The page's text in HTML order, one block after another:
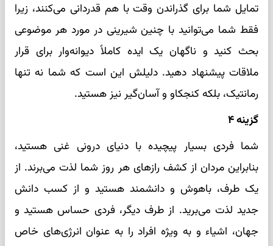
تمایل شما برای گذراندن وقت با هم قدردانی می‌کنند، زیرا
فقط شما می‌توانید با چنین شیرینی در مورد هر موضوعی
بحث کنید و ناگهان یک ایده کاملاً دیوانه‌وار برای قرار
ملاقات پیشنهاد دهید. دلیلش این است که شما نه تنها
رمانتیک، بلکه کنجکاو و آسان‌گیر نیز هستید.
گزینه ۴
شما فردی بسیار پیچیده با دنیای درونی غنی هستید،
بنابراین مردان از کشف رازهای هر روز شما لذت می‌برند. از
یک طرف، باهوش و دانشمند هستید و از کسب دانش
جدید لذت می‌برید. از طرف دیگر، فردی حساس هستید و
جهان، اشیاء و به ویژه افراد را به عنوان انرژی‌های خاص